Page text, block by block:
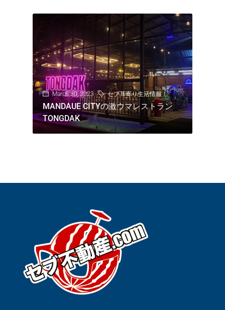
March 30, 2023 セブ耳寄り生活情報！
MANDAUE CITYの激ウマレストラン
TONGDAK